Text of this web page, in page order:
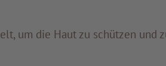
um die Haut zu schützen und